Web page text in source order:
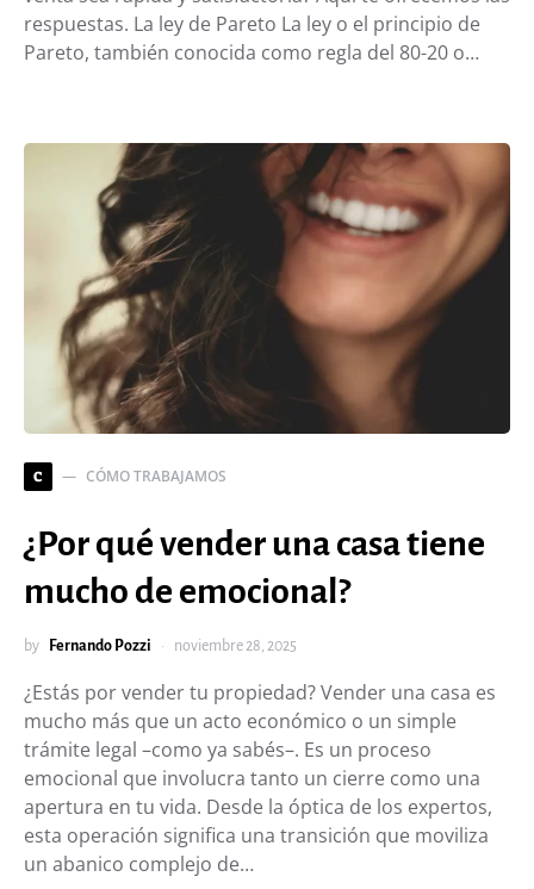
respuestas. La ley de Pareto La ley o el principio de
Pareto, también conocida como regla del 80-20 o…
C CÓMO TRABAJAMOS
¿Por qué vender una casa tiene
mucho de emocional?
by Fernando Pozzi noviembre 28, 2025
¿Estás por vender tu propiedad? Vender una casa es
mucho más que un acto económico o un simple
trámite legal –como ya sabés–. Es un proceso
emocional que involucra tanto un cierre como una
apertura en tu vida. Desde la óptica de los expertos,
esta operación significa una transición que moviliza
un abanico complejo de…